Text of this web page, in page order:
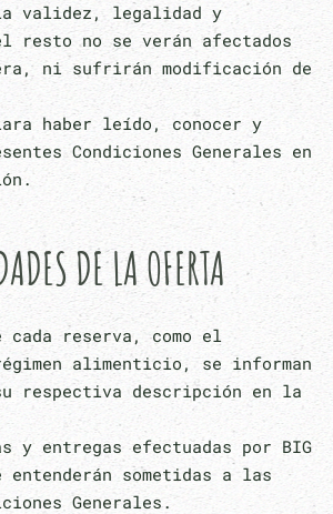
validez, legalidad y
resto no se verán afectados
ni sufrirán modificación de
haber leído, conocer y
Condiciones Generales en
DE LA OFERTA
reserva, como el
alimenticio, se informan
su respectiva descripción en la
y entregas efectuadas por BIG
entenderán sometidas a las
Generales.